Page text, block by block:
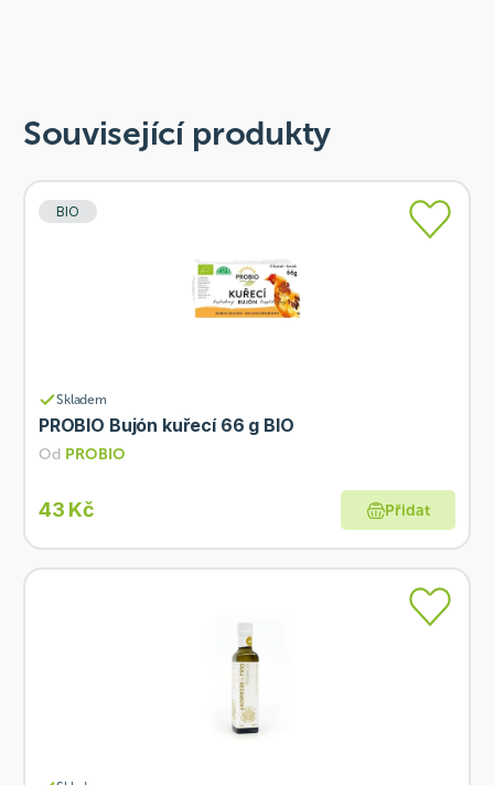
Související produkty
BIO
Skladem
PROBIO Bujón kuřecí 66 g BIO
Od PROBIO
43 Kč Přidat